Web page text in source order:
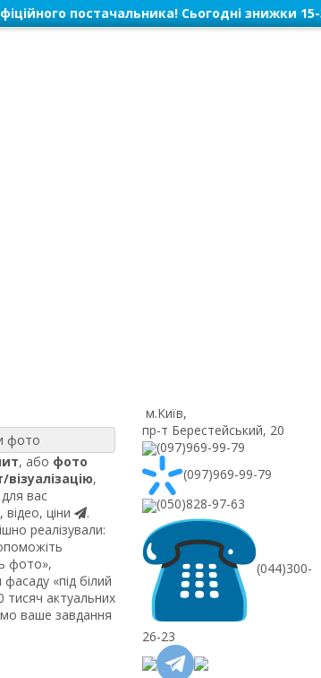
постачальника! Сьогодні знижки
фото
, або фото
візуалізацію,
вас
ціни
.
реалізували:
фото»,
«під білий
тисяч актуальних
ваше завдання
м.Київ,
пр-т Берестейський, 20
(097)969-99-79
(097)969-99-79
(050)828-97-63
(044)300-
26-23